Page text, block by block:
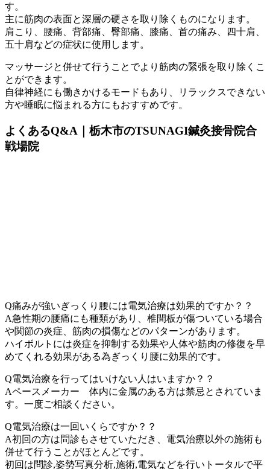
す。
主に筋肉の表面と深層の硬さを取り除くものになります。
肩こり、腰痛、背部痛、臀部痛、膝痛、首の痛み、四十肩、
五十肩などの症状に使用します。
マッサージと併せて行うことでより筋肉の緊張を取り除くこ
とができます。
自律神経にも働きかけるモードもあり、リラックスできない
方や睡眠に悩まれる方にもおすすめです。
よくあるQ&A｜栃木市のTSUNAGI鍼灸接骨院合
戦場院
Q痛みが強いぎっくり腰には電気治療は効果的ですか？？
A急性期の腰痛にも種類があり、椎間板が傷ついている場合
や関節の炎症、筋肉の損傷などのパターンがあります。
ハイボルトには炎症を抑制する効果や人体や筋肉の修復を早
めてくれる効果がある為ぎっくり腰に効果的です。
Q電気治療を行ってはいけない人はいますか？？
Aペースメーカー 体内に金属のある方は禁忌とされていま
す。一度ご相談ください。
Q電気治療は一回いくらですか？？
A初回の方は問診もさせていただき、電気治療以外の施術も
併せて行うことがほとんどです。
初回は問診,姿勢写真分析,施術,電気などを行いトータルで平